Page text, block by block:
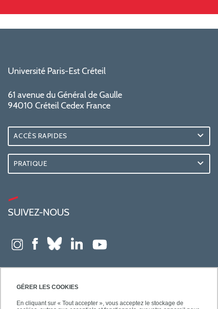
GÉRER LES COOKIES
En cliquant sur « Tout accepter », vous acceptez le stockage de
Université Paris-Est Créteil
61 avenue du Général de Gaulle
94010 Créteil Cedex France
ACCÈS RAPIDES
PRATIQUE
SUIVEZ-NOUS